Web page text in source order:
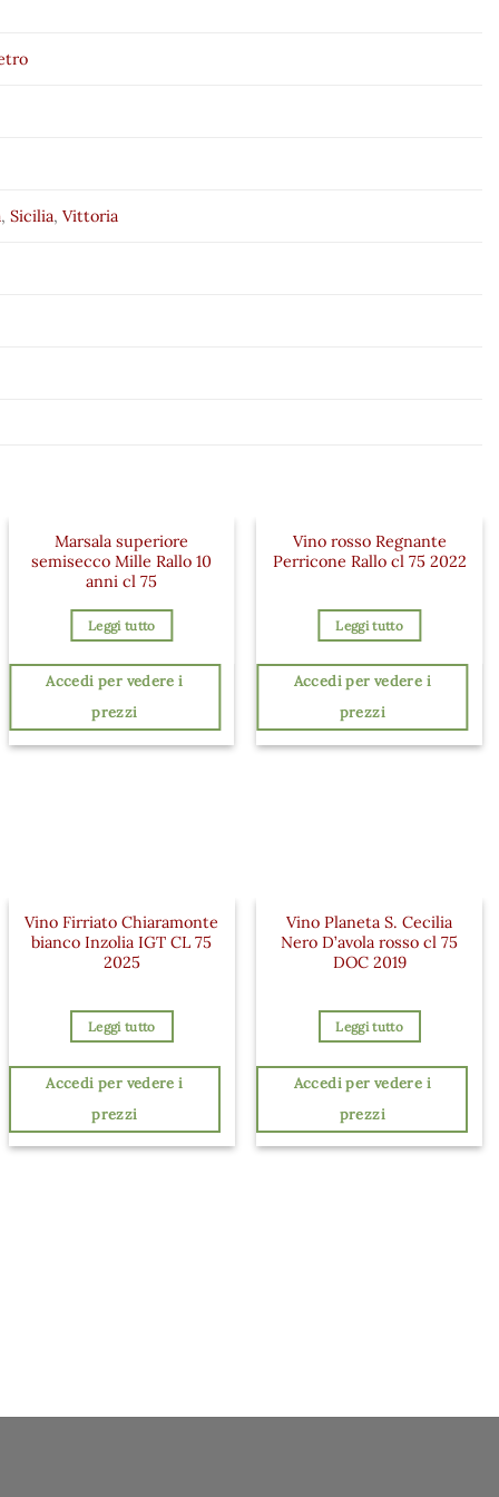
,Sicilia,Vittoria
Marsala superiore
semisecco Mille Rallo 10
anni cl 75
Leggi tutto
Accedi per vedere i
prezzi
Vino rosso Regnante
Perricone Rallo cl 75 2022
Leggi tutto
Accedi per vedere i
prezzi
Vino Firriato Chiaramonte
bianco Inzolia IGT CL 75
2025
Leggi tutto
Accedi per vedere i
prezzi
Vino Planeta S. Cecilia
Nero D’avola rosso cl 75
DOC 2019
Leggi tutto
Accedi per vedere i
prezzi